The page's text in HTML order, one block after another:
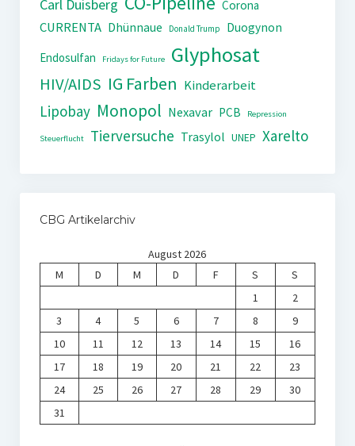
Carl Duisberg Corona
CURRENTA Dhünnaue Donald Trump
Duogynon
Endosulfan
Fridays for Future Glyphosat
HIV/AIDS IG Farben Kinderarbeit
Lipobay Monopol Nexavar PCB Repression
Steuerflucht Tierversuche Trasylol UNEP Xarelto
CBG Artikelarchiv
August 2026
M
D M D F S
S
1
2
3
4 5 6 7 8
9
10
11 12 13 14 15
16
17
18 19 20 21 22
23
24
25 26 27 28 29
30
31